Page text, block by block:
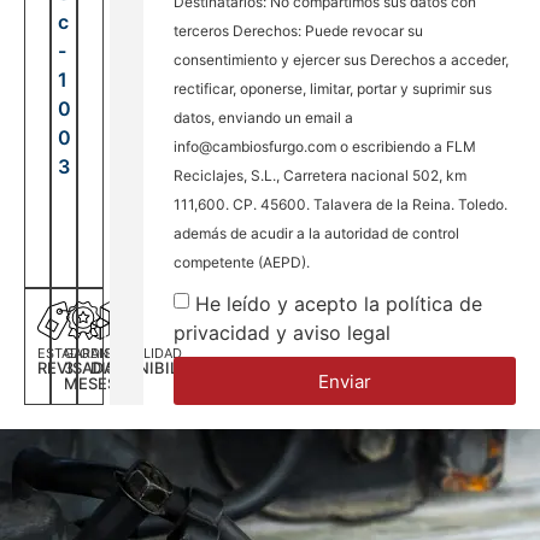
ESTADO
REVISADA
GARANTÍA
3
MESES
DISPONILIDAD
DISPONIBILIDAD
c
-
1
0
0
3
terceros Derechos: Puede revocar su
consentimiento y ejercer sus Derechos a acceder,
rectificar, oponerse, limitar, portar y suprimir sus
datos, enviando un email a
info@cambiosfurgo.com o escribiendo a FLM
Reciclajes, S.L., Carretera nacional 502, km
111,600. CP. 45600. Talavera de la Reina. Toledo.
además de acudir a la autoridad de control
competente (AEPD).
He leído y acepto la política de
privacidad y aviso legal
Enviar